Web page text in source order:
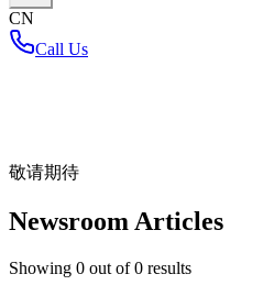
CN
Call Us
敬请期待
Newsroom Articles
Showing 0 out of0 results